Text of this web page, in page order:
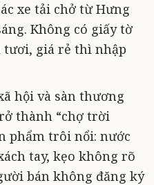
xe tải chở từ Hưng
Không có giấy tờ
tươi, giá rẻ thì nhập
hội và sàn thương
thành “chợ trời
phẩm trôi nổi: nước
tay, kẹo không rõ
bán không đăng ký